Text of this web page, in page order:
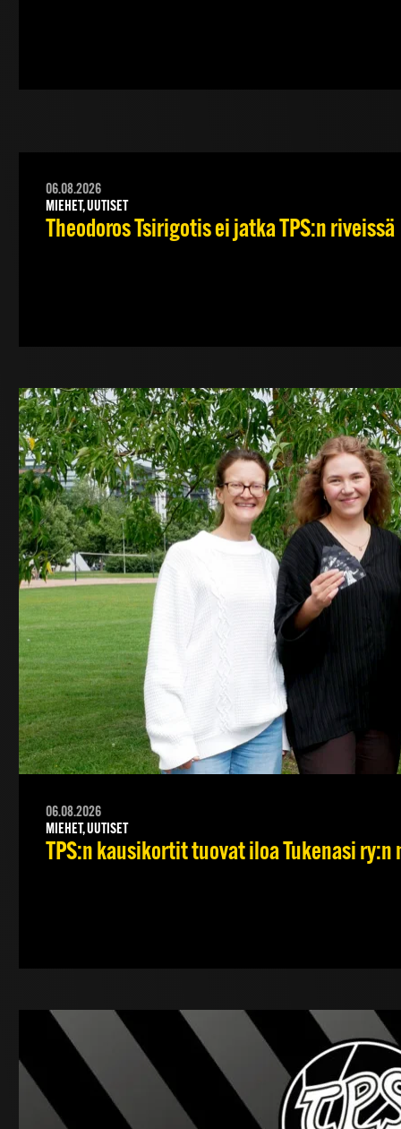
06.08.2026
MIEHET, UUTISET
Theodoros Tsirigotis ei jatka TPS:n riveissä
06.08.2026
MIEHET, UUTISET
TPS:n kausikortit tuovat iloa Tukenasi